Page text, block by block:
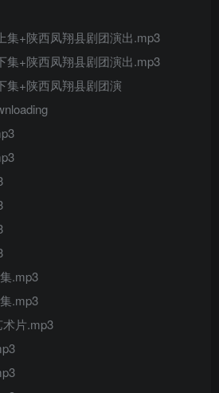
集+陕西凤翔县剧团演出.mp3
集+陕西凤翔县剧团演出.mp3
集+陕西凤翔县剧团演
.mp3
.mp3
片.mp3